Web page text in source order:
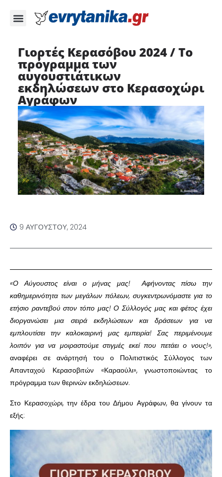
Γιορτές Κερασόβου 2024 / Το
πρόγραμμα των
αυγουστιάτικων
εκδηλώσεων στο Κερασοχώρι
Αγράφων
9 ΑΥΓΟΎΣΤΟΥ, 2024
«Ο Αύγουστος είναι ο μήνας μας! Αφήνοντας πίσω την
καθημερινότητα των μεγάλων πόλεων, συγκεντρωνόμαστε για το
ετήσιο ραντεβού στον τόπο μας! Ο Σύλλογός μας και φέτος έχει
διοργανώσει μια σειρά εκδηλώσεων και δράσεων για να
εμπλουτίσει την καλοκαιρινή μας εμπειρία! Σας περιμένουμε
λοιπόν για να μοιραστούμε στιγμές εκεί που πετάει ο νους!»,
αναφέρει σε ανάρτησή του ο Πολιτιστικός Σύλλογος των
Απανταχού Κερασοβιτών «Καραούλι», γνωστοποιώντας το
πρόγραμμα των θερινών εκδηλώσεων.
Στο Κερασοχώρι, την έδρα του Δήμου Αγράφων, θα γίνουν τα
εξής: